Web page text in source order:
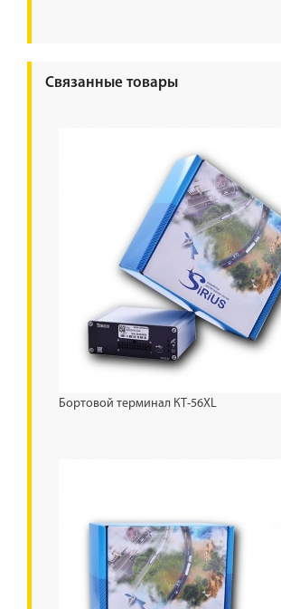
Связанные товары
Бортовой терминал КТ-56XL